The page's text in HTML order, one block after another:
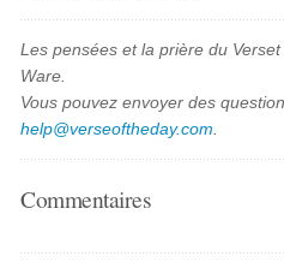
Les pensées et la prière du
Ware.
Vous pouvez envoyer des
help@verseoftheday.com
Commentaires